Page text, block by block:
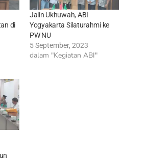
di
Jalin Ukhuwah, ABI
Yogyakarta Silaturahmi ke
PW NU
5 September, 2023
dalam "Kegiatan ABI"